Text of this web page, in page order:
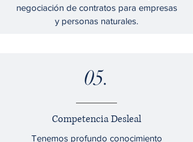
negociación de contratos para empresas
y personas naturales.
05.
Competencia Desleal
Tenemos profundo conocimiento